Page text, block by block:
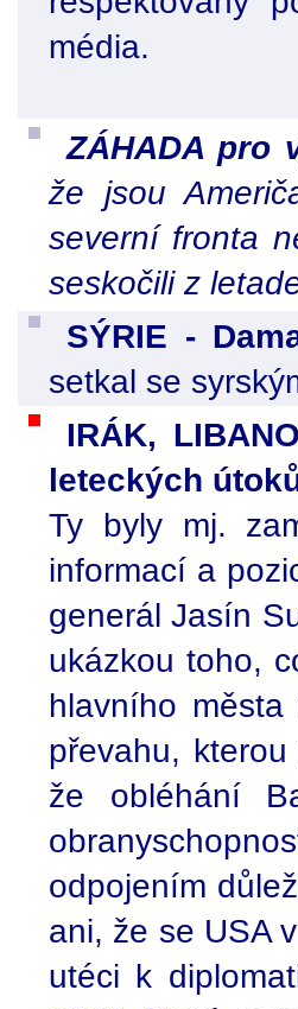
média.
ZÁHADA pro
že jsou
severní fronta
seskočili z
SÝRIE -
setkal se
IRÁK,
leteckých
Ty byly mj.
informací a
generál Jasín
ukázkou toho,
hlavního
převahu,
že obléhání
odpojením
ani, že se USA
utéci k